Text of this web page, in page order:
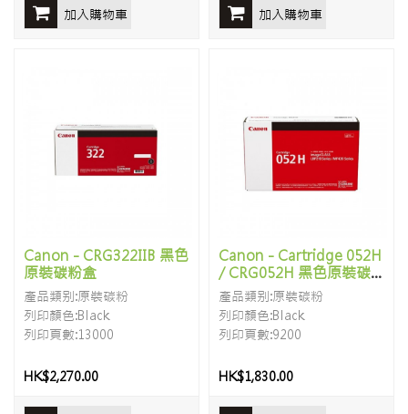
加入購物車 加入購物車
Canon - CRG322IIB 黑色
原裝碳粉盒
產品類别:原裝碳粉
列印顏色:Black
列印頁數:13000
HK$2,270.00
Canon - Cartridge 052H
/ CRG052H 黑色原裝碳
粉盒
產品類别:原裝碳粉
列印顏色:Black
列印頁數:9200
HK$1,830.00